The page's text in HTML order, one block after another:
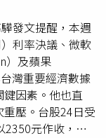
想著要怎麼折磨
，目前拍攝中的
有站在地上
樣。」對此，趙
能站在地上演戲
日血戰》的時
現在真的很希
想「腳踏實地」
一度帶動市場信
讓市場留下深刻
普宣布對等關稅
達9.7%，創下史
股價跌至780
元以下是最好
金河指出，市場
第二季毛利率達
發文提醒，本週
利率決議、微軟
）及蘋果
灣重要經濟數據
因素。他也直
壓。台股24日受
2350元作收，聯